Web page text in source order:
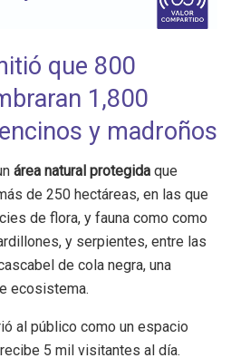
que 800
1,800
y madroños
área natural protegida que
de 250 hectáreas, en las que
de flora, y fauna como como
y serpientes, entre las
de cola negra, una
ecosistema.
al público como un espacio
5 mil visitantes al día.